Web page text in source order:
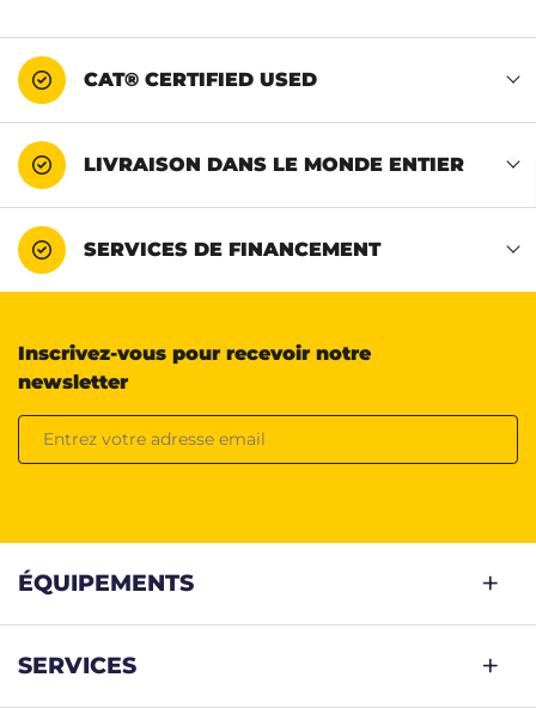
CAT® CERTIFIED USED
LIVRAISON DANS LE MONDE ENTIER
SERVICES DE FINANCEMENT
Inscrivez-vous pour recevoir notre
newsletter
ÉQUIPEMENTS
SERVICES